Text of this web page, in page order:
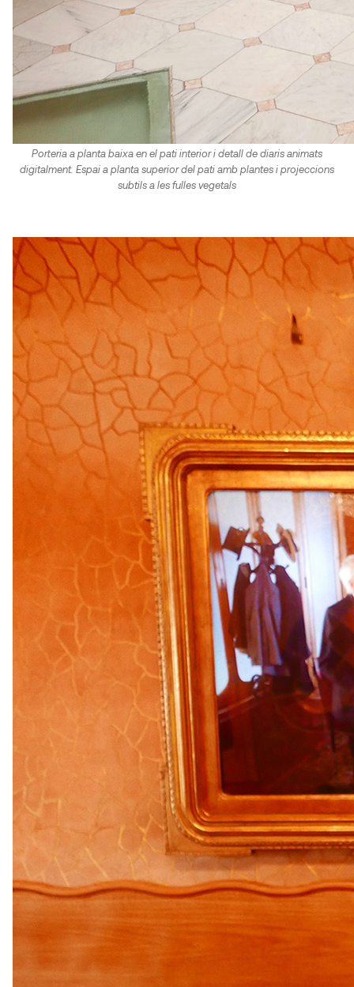
Porteria a planta baixa en el pati interior i detall de diaris animats
digitalment. Espai a planta superior del pati amb plantes i projeccions
subtils a les fulles vegetals